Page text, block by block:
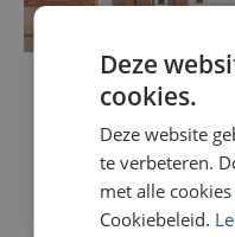
Woning Te koop in
€229.000
Nieuwstraat 82
8560 Wevelgem
Deze
cookies.
Deze website
te verbeteren.
met alle
Cookiebeleid.